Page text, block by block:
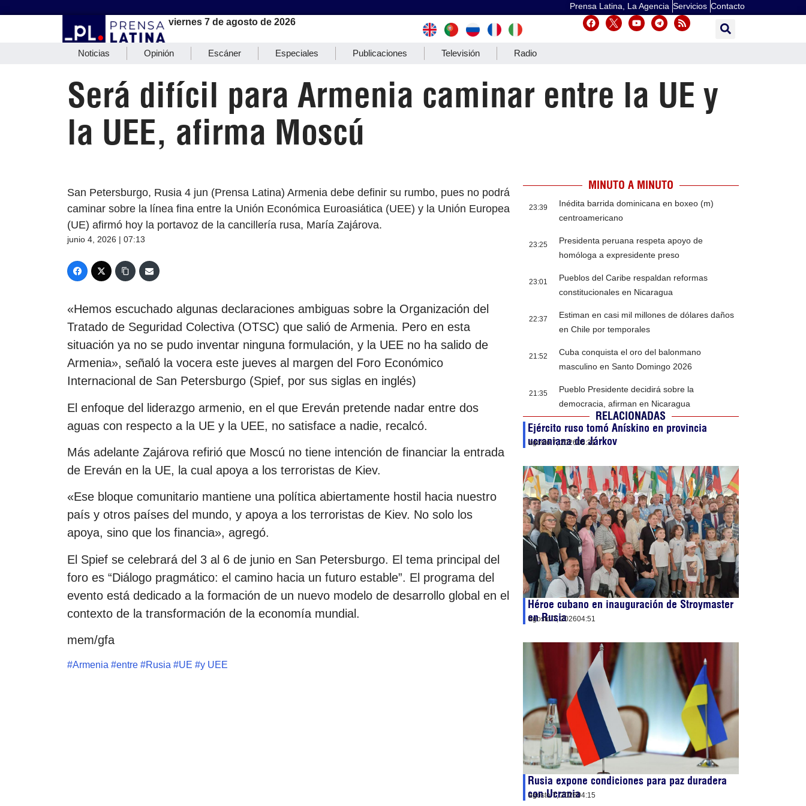
Prensa Latina, La Agencia Servicios Contacto
viernes 7 de agosto de 2026
Noticias Opinión Escáner Especiales Publicaciones Televisión Radio
Será difícil para Armenia caminar entre la UE y
la UEE, afirma Moscú
San Petersburgo, Rusia 4 jun (Prensa Latina) Armenia debe definir su rumbo, pues no podrá
caminar sobre la línea fina entre la Unión Económica Euroasiática (UEE) y la Unión Europea
(UE) afirmó hoy la portavoz de la cancillería rusa, María Zajárova.
junio 4, 2026 | 07:13
«Hemos escuchado algunas declaraciones ambiguas sobre la Organización del
Tratado de Seguridad Colectiva (OTSC) que salió de Armenia. Pero en esta
situación ya no se pudo inventar ninguna formulación, y la UEE no ha salido de
Armenia», señaló la vocera este jueves al margen del Foro Económico
Internacional de San Petersburgo (Spief, por sus siglas en inglés)
El enfoque del liderazgo armenio, en el que Ereván pretende nadar entre dos
aguas con respecto a la UE y la UEE, no satisface a nadie, recalcó.
Más adelante Zajárova refirió que Moscú no tiene intención de financiar la entrada
de Ereván en la UE, la cual apoya a los terroristas de Kiev.
«Ese bloque comunitario mantiene una política abiertamente hostil hacia nuestro
país y otros países del mundo, y apoya a los terroristas de Kiev. No solo los
apoya, sino que los financia», agregó.
El Spief se celebrará del 3 al 6 de junio en San Petersburgo. El tema principal del
foro es “Diálogo pragmático: el camino hacia un futuro estable”. El programa del
evento está dedicado a la formación de un nuevo modelo de desarrollo global en el
contexto de la transformación de la economía mundial.
mem/gfa
#Armenia #entre #Rusia #UE #y UEE
MINUTO A MINUTO
23:39
Inédita barrida dominicana en boxeo (m)
centroamericano
23:25
Presidenta peruana respeta apoyo de
homóloga a expresidente preso
23:01
Pueblos del Caribe respaldan reformas
constitucionales en Nicaragua
22:37
Estiman en casi mil millones de dólares daños
en Chile por temporales
21:52
Cuba conquista el oro del balonmano
masculino en Santo Domingo 2026
21:35
Pueblo Presidente decidirá sobre la
democracia, afirman en Nicaragua
RELACIONADAS
Ejército ruso tomó Anískino en provincia
ucraniana de Járkov
agosto 7, 202606:31
Héroe cubano en inauguración de Stroymaster
en Rusia
agosto 7, 202604:51
Rusia expone condiciones para paz duradera
con Ucrania
agosto 7, 202604:15